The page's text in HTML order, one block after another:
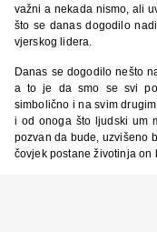
važni a nekada nismo, ali
što se danas dogodilo
vjerskog lidera.
Danas se dogodilo nešto
a to je da smo se svi
simbolično i na svim
i od onoga što ljudski um
pozvan da bude, uzvišeno
čovjek postane životinja on